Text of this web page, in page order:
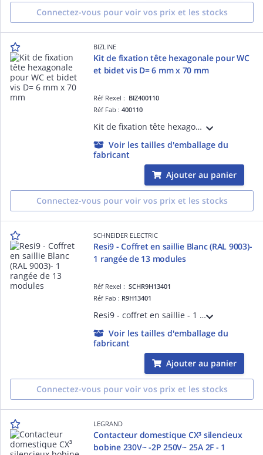
Connectez-vous pour voir vos prix et les stocks
BIZLINE
Kit de fixation tête hexagonale pour WC
et bidet vis D= 6 mm x 70 mm
Réf Rexel : BIZ400110
Réf Fab :400110
Kit de fixation tête hexagonale pour WC et bidet D= 6 mm 70 mm
Voir les tailles d'emballage du
fabricant
Ajouter au panier
Connectez-vous pour voir vos prix et les stocks
SCHNEIDER ELECTRIC
Resi9 - Coffret en saillie Blanc (RAL 9003)-
1 rangée de 13 modules
Réf Rexel :SCHR9H13401
Réf Fab : R9H13401
Resi9 - coffret en saillie - 1 rangée de 13 modules - In 63 A - Collecteur de terre 15 trous - IP30 sans porte - IP40 avec porte - IK08 - H x L x P (mm) 250 x 252 x 108 - Blanc RAL 9003
Voir les tailles d'emballage du
fabricant
Ajouter au panier
Connectez-vous pour voir vos prix et les stocks
LEGRAND
Contacteur domestique CX³ silencieux
bobine 230V~ -2P 250V~ 25A 2F - 1